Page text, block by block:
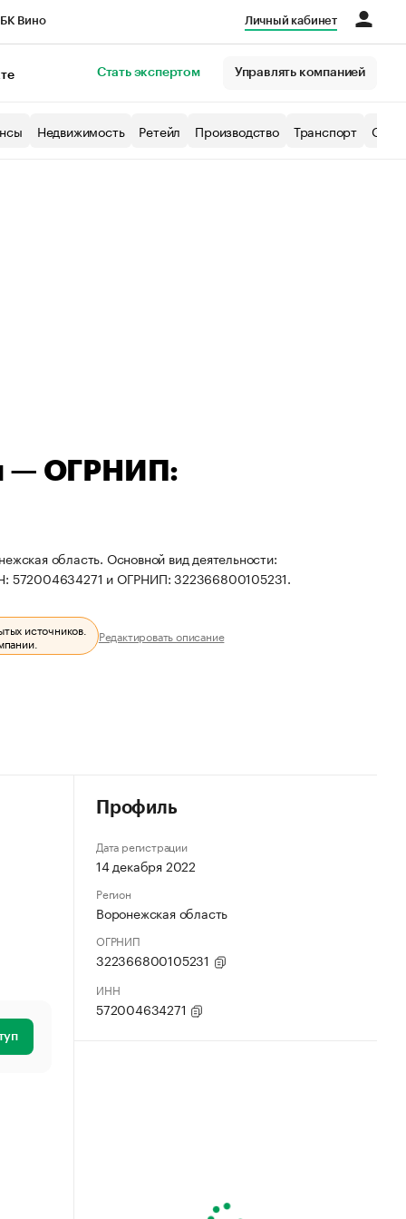
Вино Личный кабинет
Стать экспертом Управлять компанией
Недвижимость Ретейл Производство Транспорт
— ОГРНИП:
область. Основной вид деятельности:
572004634271 и ОГРНИП: 322366800105231.
источников.
Редактировать описание
Профиль
Дата регистрации
14 декабря 2022
Регион
Воронежская область
ОГРНИП
322366800105231
ИНН
572004634271